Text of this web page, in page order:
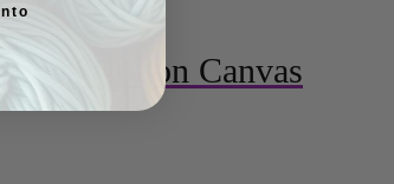
Cotton Canvas